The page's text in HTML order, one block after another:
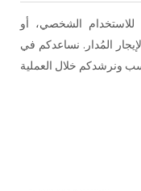
الشخصي، أو
المُدار. نساعدكم في